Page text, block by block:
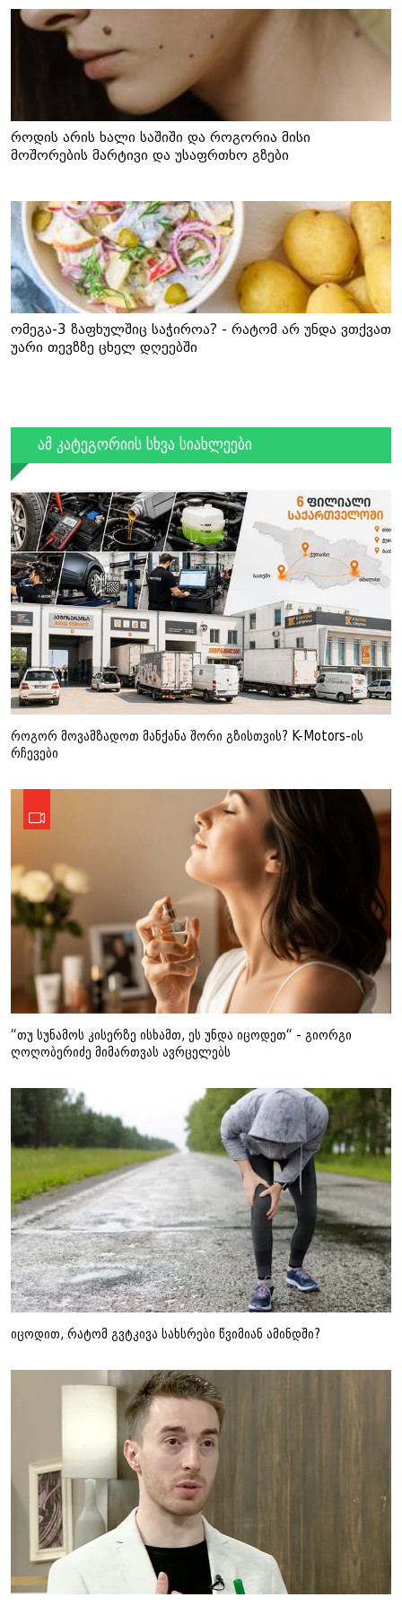
როდის არის ხალი საშიში და როგორია მისი
მოშორების მარტივი და უსაფრთხო გზები
ომეგა-3 ზაფხულშიც საჭიროა? - რატომ არ უნდა ვთქვათ
უარი თევზზე ცხელ დღეებში
ამ კატეგორიის სხვა სიახლეები
როგორ მოვამზადოთ მანქანა შორი გზისთვის? K-Motors-ის
რჩევები
“თუ სუნამოს კისერზე ისხამთ, ეს უნდა იცოდეთ“ - გიორგი
ღოღობერიძე მიმართვას ავრცელებს
იცოდით, რატომ გვტკივა სახსრები წვიმიან ამინდში?